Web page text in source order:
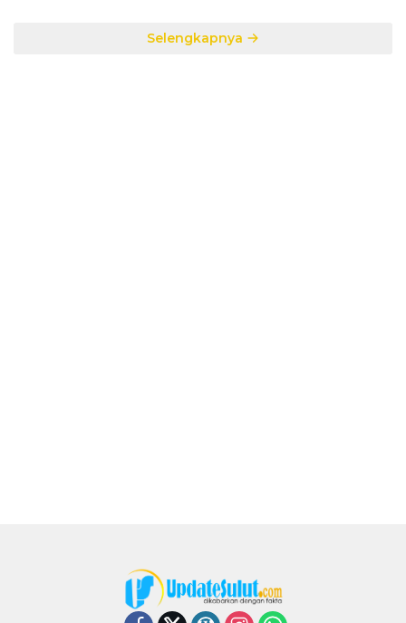
Selengkapnya